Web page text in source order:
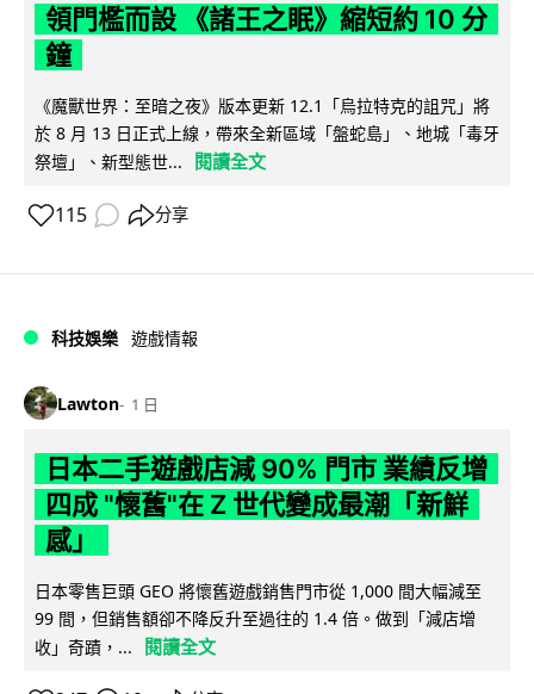
領門檻而設 《諸王之眠》縮短約 10 分
鐘
《魔獸世界：至暗之夜》版本更新 12.1「烏拉特克的詛咒」將
於 8 月 13 日正式上線，帶來全新區域「盤蛇島」、地城「毒牙
祭壇」、新型態世...
閱讀全文
115 分享
科技娛樂 遊戲情報
Lawton 1 日
日本二手遊戲店減 90% 門市 業績反增
四成 "懷舊"在 Z 世代變成最潮「新鮮
感」
日本零售巨頭 GEO 將懷舊遊戲銷售門市從 1,000 間大幅減至
99 間，但銷售額卻不降反升至過往的 1.4 倍。做到「減店增
收」奇蹟，...
閱讀全文